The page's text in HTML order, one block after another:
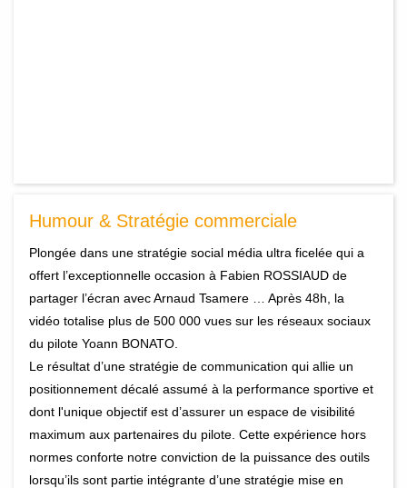
Humour & Stratégie commerciale
Plongée dans une stratégie social média ultra ficelée qui a
offert l’exceptionnelle occasion à Fabien ROSSIAUD de
partager l’écran avec Arnaud Tsamere … Après 48h, la
vidéo totalise plus de 500 000 vues sur les réseaux sociaux
du pilote Yoann BONATO.
Le résultat d’une stratégie de communication qui allie un
positionnement décalé assumé à la performance sportive et
dont l'unique objectif est d’assurer un espace de visibilité
maximum aux partenaires du pilote. Cette expérience hors
normes conforte notre conviction de la puissance des outils
lorsqu’ils sont partie intégrante d’une stratégie mise en